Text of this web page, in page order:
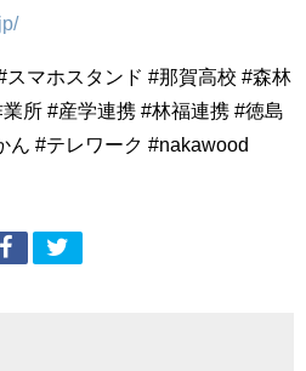
マホスタンド #那賀高校 #森林
所 #産学連携 #林福連携 #徳島
ん #テレワーク #nakawood